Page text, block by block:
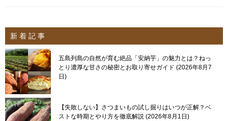
新 着 記 事
五島列島の自然が育む絶品「安納芋」の魅力とは？ねっ
とり濃厚な甘さの秘密とお取り寄せガイド 2026年8月7
日
【失敗しない】さつまいもの試し掘りはいつが正解？ベ
ストな時期とやり方を徹底解説 2026年8月1日